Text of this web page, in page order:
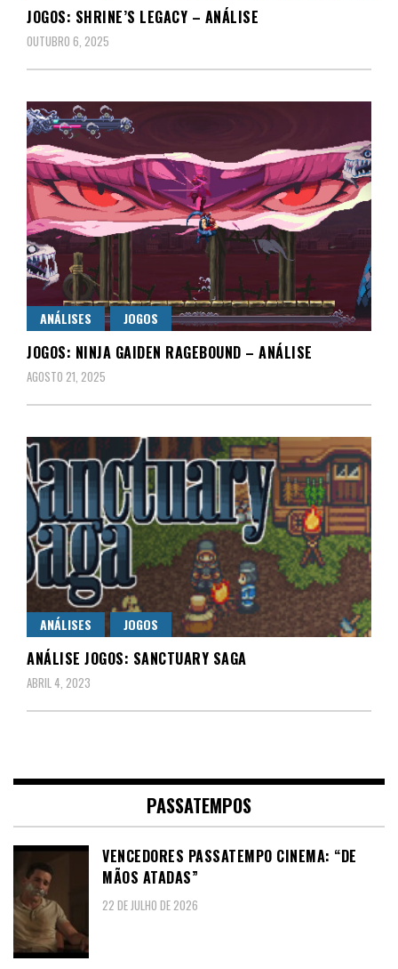
JOGOS: SHRINE’S LEGACY – ANÁLISE
OUTUBRO 6, 2025
ANÁLISES JOGOS
JOGOS: NINJA GAIDEN RAGEBOUND – ANÁLISE
AGOSTO 21, 2025
ANÁLISES JOGOS
ANÁLISE JOGOS: SANCTUARY SAGA
ABRIL 4, 2023
PASSATEMPOS
VENCEDORES PASSATEMPO CINEMA: “DE
MÃOS ATADAS”
22 DE JULHO DE 2026